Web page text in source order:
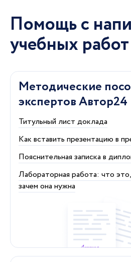
Помощь с
учебных работ
Методические
экспертов Автор24
Титульный лист доклада
Как вставить презентацию в
Пояснительная записка в
Лабораторная работа: что
зачем она нужна